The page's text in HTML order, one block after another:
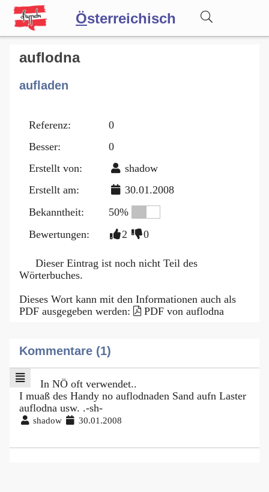
Österreichisch
Wörterbuch
Forum
Blog
auflodna
aufladen
Referenz:
0
Besser:
0
Erstellt von:
shadow
Erstellt am:
30.01.2008
Bekanntheit:
50%
Bewertungen:
2 0
Dieser Eintrag ist noch nicht Teil des
Wörterbuches.
Dieses Wort kann mit den Informationen auch als
PDF ausgegeben werden:
PDF von auflodna
Kommentare (1)
In NÖ oft verwendet..
I muaß des Handy no auflodnaden Sand aufn Laster
auflodna usw. .-sh-
shadow 30.01.2008